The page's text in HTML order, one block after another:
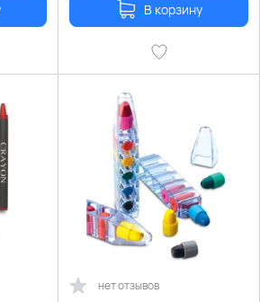
В корзину
нет отзывов